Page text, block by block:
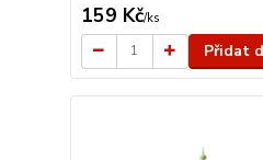
159 Kč/ks
Přidat